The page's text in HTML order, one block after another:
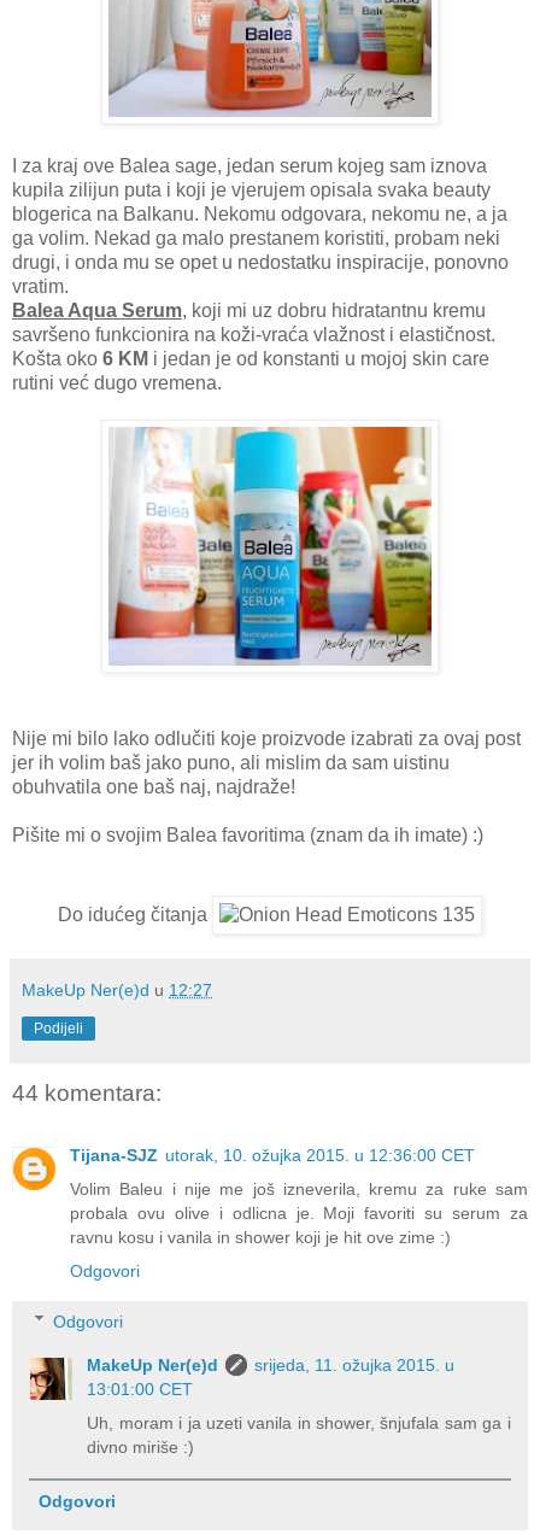
I za kraj ove Balea sage, jedan serum kojeg sam iznova
kupila zilijun puta i koji je vjerujem opisala svaka beauty
blogerica na Balkanu. Nekomu odgovara, nekomu ne, a ja
ga volim. Nekad ga malo prestanem koristiti, probam neki
drugi, i onda mu se opet u nedostatku inspiracije, ponovno
vratim.
Balea Aqua Serum, koji mi uz dobru hidratantnu kremu
savršeno funkcionira na koži-vraća vlažnost i elastičnost.
Košta oko 6 KM i jedan je od konstanti u mojoj skin care
rutini već dugo vremena.
Nije mi bilo lako odlučiti koje proizvode izabrati za ovaj post
jer ih volim baš jako puno, ali mislim da sam uistinu
obuhvatila one baš naj, najdraže!
Pišite mi o svojim Balea favoritima (znam da ih imate) :)
Do idućeg čitanja
MakeUp Ner(e)d u 12:27
Podijeli
44 komentara:
Tijana-SJZ utorak, 10. ožujka 2015. u 12:36:00 CET
Volim Baleu i nije me još izneverila, kremu za ruke sam
probala ovu olive i odlicna je. Moji favoriti su serum za
ravnu kosu i vanila in shower koji je hit ove zime :)
Odgovori
Odgovori
MakeUp Ner(e)d
srijeda, 11. ožujka 2015. u
13:01:00 CET
Uh, moram i ja uzeti vanila in shower, šnjufala sam ga i
divno miriše :)
Odgovori